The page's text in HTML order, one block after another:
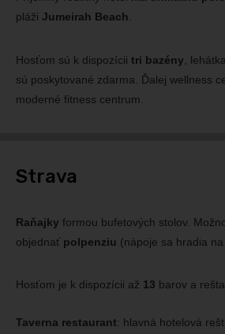
pláži Jumeirah Beach.
Hosťom sú k dispozícii tri bazény,
sú poskytované zdarma. Ďalej wellness
moderné fitness centrum.
Strava
Raňajky formou bufetových stolov.
objednať polpenziu (nápoje sa hradia
Hosťom je k dispozícii až 13 barov a
Taverna restaurant: hlavná hotelová